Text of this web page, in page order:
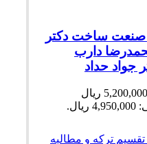
صنعت ساخت دکتر
دارب
جواد حداد
قیمت اصلی: 5,200,000 ریال